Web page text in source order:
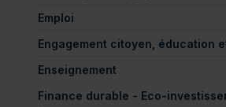
Emploi
Engagement citoyen, éducation
Enseignement
Finance durable - Eco-